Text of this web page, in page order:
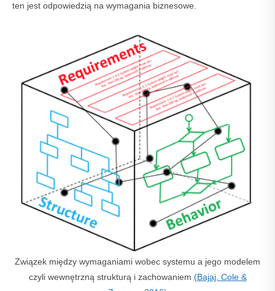
ten jest odpowiedzią na wymagania biznesowe.
Związek między wymaganiami wobec systemu a jego modelem
czyli wewnętrzną strukturą i zachowaniem (Bajaj, Cole &